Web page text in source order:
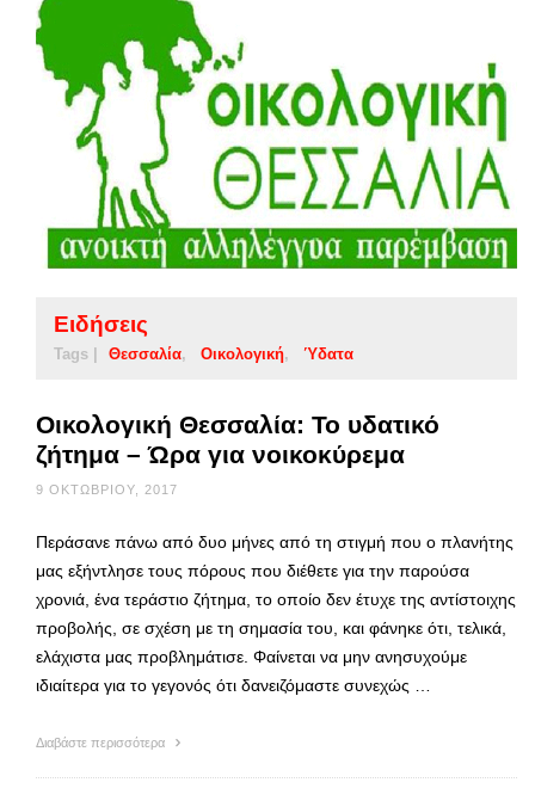
Ειδήσεις
Tags | Θεσσαλία Οικολογική Ύδατα
Οικολογική Θεσσαλία: Το υδατικό
ζήτημα – Ώρα για νοικοκύρεμα
9 ΟΚΤΩΒΡΊΟΥ, 2017
Περάσανε πάνω από δυο μήνες από τη στιγμή που ο πλανήτης
μας εξήντλησε τους πόρους που διέθετε για την παρούσα
χρονιά, ένα τεράστιο ζήτημα, το οποίο δεν έτυχε της αντίστοιχης
προβολής, σε σχέση με τη σημασία του, και φάνηκε ότι, τελικά,
ελάχιστα μας προβλημάτισε. Φαίνεται να μην ανησυχούμε
ιδιαίτερα για το γεγονός ότι δανειζόμαστε συνεχώς …
Διαβάστε περισσότερα